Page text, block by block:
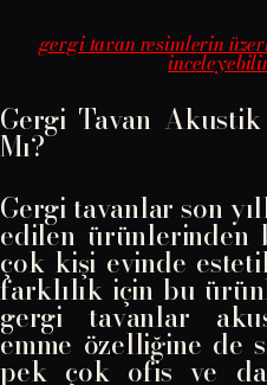
gergi tavan resimlerin
Gergi Tavan
Mı?
Gergi tavanlar son
edilen ürünlerinden
çok kişi evinde
farklılık için bu
gergi tavanlar
emme özelliğine de
pek çok ofis ve